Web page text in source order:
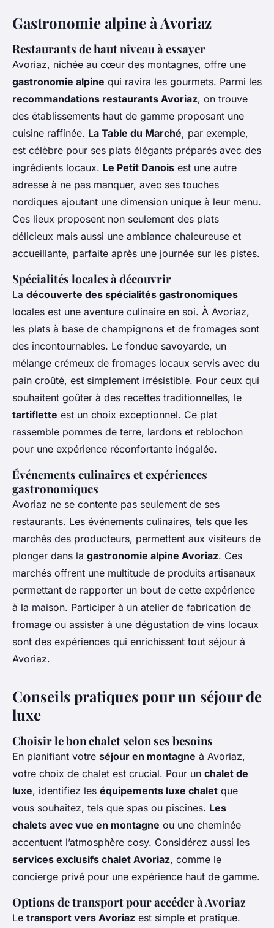
Gastronomie alpine à Avoriaz
Restaurants de haut niveau à essayer
Avoriaz, nichée au cœur des montagnes, offre une
gastronomie alpine qui ravira les gourmets. Parmi les
recommandations restaurants Avoriaz, on trouve
des établissements haut de gamme proposant une
cuisine raffinée. La Table du Marché, par exemple,
est célèbre pour ses plats élégants préparés avec des
ingrédients locaux. Le Petit Danois est une autre
adresse à ne pas manquer, avec ses touches
nordiques ajoutant une dimension unique à leur menu.
Ces lieux proposent non seulement des plats
délicieux mais aussi une ambiance chaleureuse et
accueillante, parfaite après une journée sur les pistes.
Spécialités locales à découvrir
La découverte des spécialités gastronomiques
locales est une aventure culinaire en soi. À Avoriaz,
les plats à base de champignons et de fromages sont
des incontournables. Le fondue savoyarde, un
mélange crémeux de fromages locaux servis avec du
pain croûté, est simplement irrésistible. Pour ceux qui
souhaitent goûter à des recettes traditionnelles, le
tartiflette est un choix exceptionnel. Ce plat
rassemble pommes de terre, lardons et reblochon
pour une expérience réconfortante inégalée.
Événements culinaires et expériences
gastronomiques
Avoriaz ne se contente pas seulement de ses
restaurants. Les événements culinaires, tels que les
marchés des producteurs, permettent aux visiteurs de
plonger dans la gastronomie alpine Avoriaz. Ces
marchés offrent une multitude de produits artisanaux
permettant de rapporter un bout de cette expérience
à la maison. Participer à un atelier de fabrication de
fromage ou assister à une dégustation de vins locaux
sont des expériences qui enrichissent tout séjour à
Avoriaz.
Conseils pratiques pour un séjour de
luxe
Choisir le bon chalet selon ses besoins
En planifiant votre séjour en montagne à Avoriaz,
votre choix de chalet est crucial. Pour un chalet de
luxe, identifiez les équipements luxe chalet que
vous souhaitez, tels que spas ou piscines. Les
chalets avec vue en montagne ou une cheminée
accentuent l’atmosphère cosy. Considérez aussi les
services exclusifs chalet Avoriaz, comme le
concierge privé pour une expérience haut de gamme.
Options de transport pour accéder à Avoriaz
Le transport vers Avoriaz est simple et pratique.